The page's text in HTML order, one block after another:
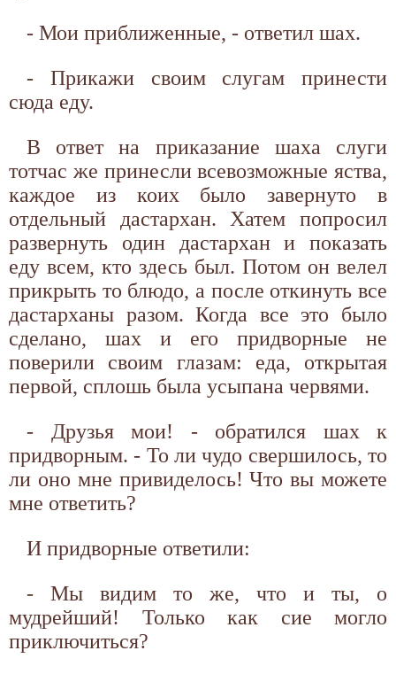
- Мои приближенные, - ответил шах.
- Прикажи своим слугам принести
сюда еду.
В ответ на приказание шаха слуги
тотчас же принесли всевозможные яства,
каждое из коих было завернуто в
отдельный дастархан. Хатем попросил
развернуть один дастархан и показать
еду всем, кто здесь был. Потом он велел
прикрыть то блюдо, а после откинуть все
дастарханы разом. Когда все это было
сделано, шах и его придворные не
поверили своим глазам: еда, открытая
первой, сплошь была усыпана червями.
- Друзья мои! - обратился шах к
придворным. - То ли чудо свершилось, то
ли оно мне привиделось! Что вы можете
мне ответить?
И придворные ответили:
- Мы видим то же, что и ты, о
мудрейший! Только как сие могло
приключиться?